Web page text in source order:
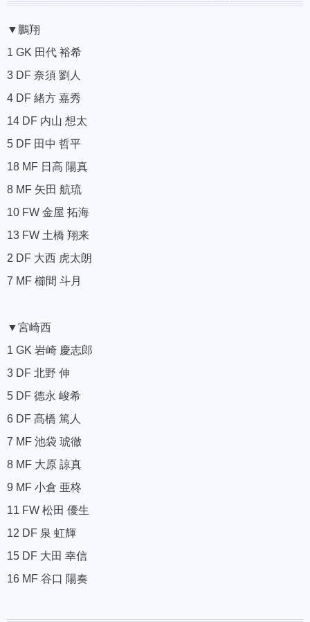
▼鵬翔
1 GK 田代 裕希
3 DF 奈須 劉人
4 DF 緒方 嘉秀
14 DF 内山 想太
5 DF 田中 哲平
18 MF 日高 陽真
8 MF 矢田 航琉
10 FW 金屋 拓海
13 FW 土橋 翔来
2 DF 大西 虎太朗
7 MF 櫛間 斗月
▼宮崎西
1 GK 岩崎 慶志郎
3 DF 北野 伸
5 DF 德永 峻希
6 DF 髙橋 篤人
7 MF 池袋 琥徹
8 MF 大原 諒真
9 MF 小倉 亜柊
11 FW 松田 優生
12 DF 泉 虹輝
15 DF 大田 幸信
16 MF 谷口 陽奏